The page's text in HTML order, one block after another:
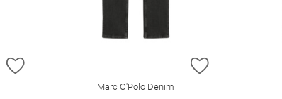
ZUR WUNSCHLISTE HINZUFÜGEN
Marc O'Polo Denim